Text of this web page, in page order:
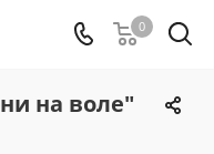
0
на воле"